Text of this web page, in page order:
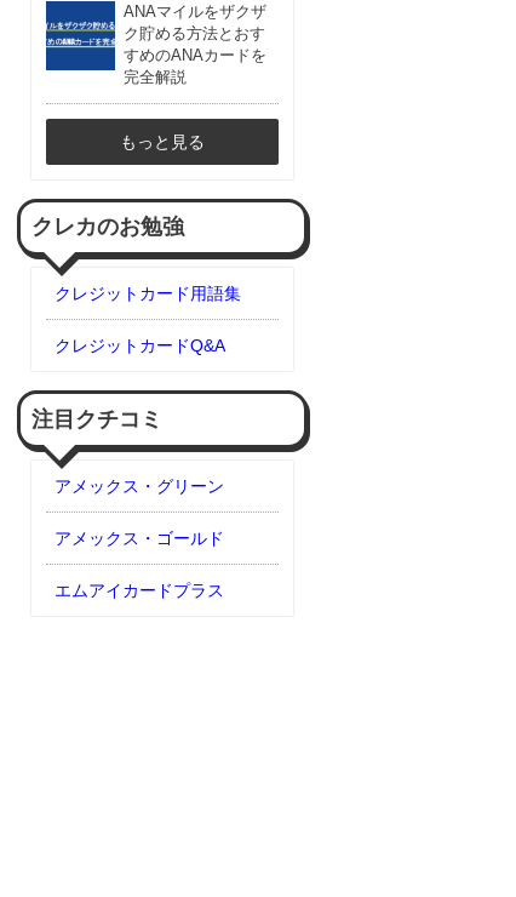
ANAマイルをザクザ
ク貯める方法とおす
すめのANAカードを
完全解説
もっと見る
クレカのお勉強
クレジットカード用語集
クレジットカードQ&A
注目クチコミ
アメックス・グリーン
アメックス・ゴールド
エムアイカードプラス